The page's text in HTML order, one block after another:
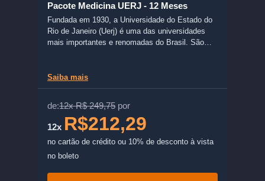
Pacote Medicina UERJ - 12 Meses
Fundada em 1930, a Universidade do Estado do
Rio de Janeiro (Uerj) é uma das universidades
mais importantes e renomadas do Brasil. São
Saiba mais
de:12x R$ 249,75 por
12x R$212,29
no cartão de crédito ou 10% de desconto à vista
no boleto